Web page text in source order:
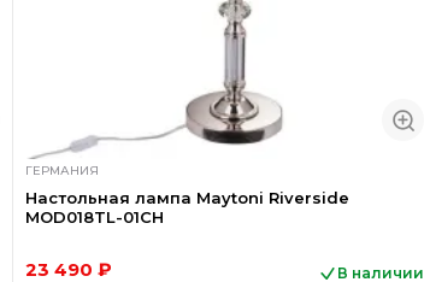
ГЕРМАНИЯ
Настольная лампа Maytoni Riverside
MOD018TL-01CH
23 490 ₽ В наличии